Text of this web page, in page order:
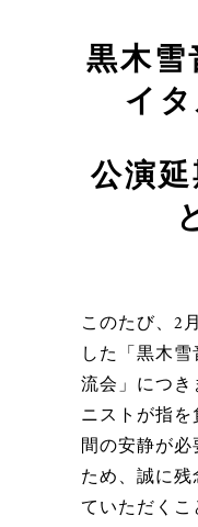
黒木雪
イ
公演
このたび、2
した「黒木
流会」につ
ニストが指
間の安静が
ため、誠に
ていただく